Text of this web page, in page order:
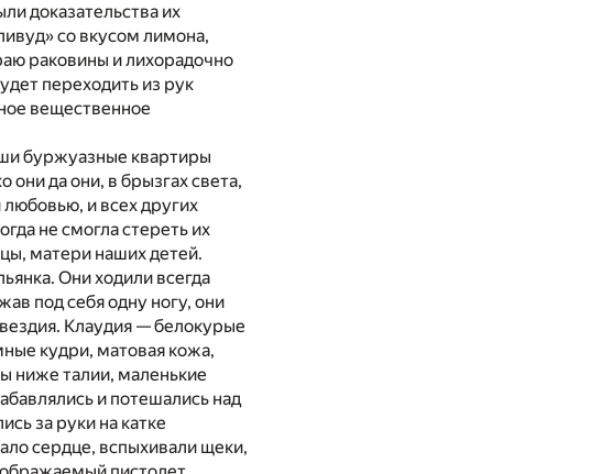
доказательства их
со вкусом лимона,
раковины и лихорадочно
переходить из рук
вещественное
буржуазные квартиры
они да они, в брызгах света,
и всех других
не смогла стереть их
матери наших детей.
Они ходили всегда
под себя одну ногу, они
Клаудия — белокурые
кудри, матовая кожа,
ниже талии, маленькие
и потешались над
за руки на катке
сердце, вспыхивали щеки,